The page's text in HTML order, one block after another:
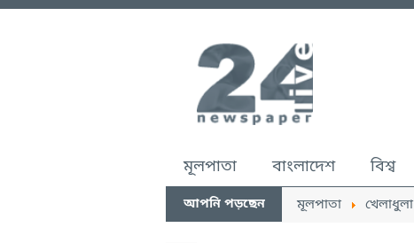
মূলপাতা বাংলাদেশ বিশ্ব
আপনি পড়ছেন মূলপাতা খেলাধুলা